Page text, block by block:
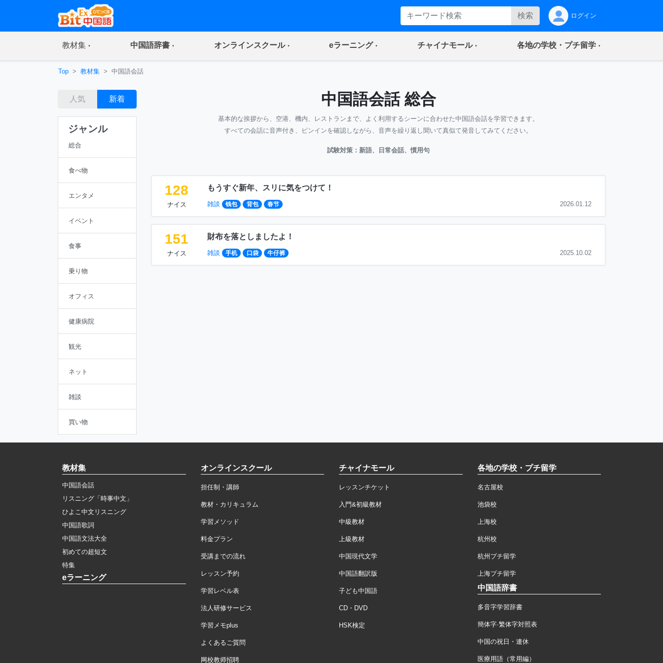
検索 ログイン
教材集(current) 中国語辞書(current) オンラインスクール(current) eラーニング(current) チャイナモール(current) 各地の学校・プチ留学(current)
Top 教材集 中国語会話
人気 新着
ジャンル
総合
食べ物
エンタメ
イベント
食事
乗り物
オフィス
健康病院
観光
ネット
雑談
買い物
中国語会話 総合
基本的な挨拶から、空港、機内、レストランまで、よく利用するシーンに合わせた中国語会話を学習できます。
すべての会話に音声付き、ピンインを確認しながら、音声を繰り返し聞いて真似て発音してみてください。
試験対策：新語、日常会話、慣用句
128
ナイス
もうすぐ新年、スリに気をつけて！
雑談 钱包 背包 春节 2026.01.12
151
ナイス
財布を落としましたよ！
雑談 手机 口袋 牛仔裤 2025.10.02
教材集
中国語会話
リスニング「時事中文」
ひよこ中文リスニング
中国語歌詞
中国語文法大全
初めての超短文
特集
eラーニング
オンラインスクール
担任制・講師
教材・カリキュラム
学習メソッド
料金プラン
受講までの流れ
レッスン予約
学習レベル表
法人研修サービス
学習メモplus
よくあるご質問
网校教师招聘
チャイナモール
レッスンチケット
入門&初級教材
中級教材
上級教材
中国現代文学
中国語翻訳版
子ども中国語
CD・DVD
HSK検定
各地の学校・プチ留学
名古屋校
池袋校
上海校
杭州校
杭州プチ留学
上海プチ留学
中国語辞書
多音字学習辞書
簡体字·繁体字対照表
中国の祝日・連休
医療用語（常用編）